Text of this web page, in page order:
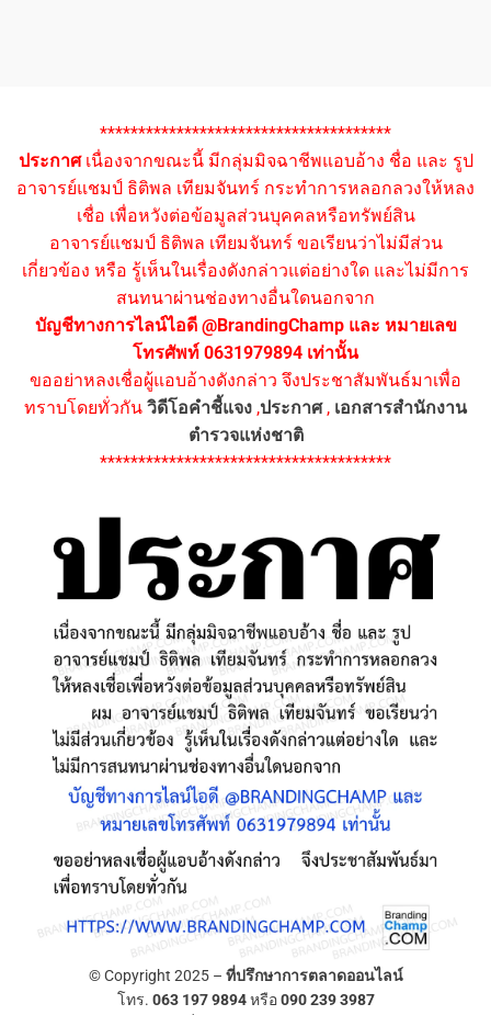
**************************************
ประกาศเนื่องจากขณะนี้ มีกลุ่มมิจฉาชีพแอบอ้าง ชื่อ และ รูป
อาจารย์แชมป์ ธิติพล เทียมจันทร์ กระทำการหลอกลวงให้หลง
เชื่อ เพื่อหวังต่อข้อมูลส่วนบุคคลหรือทรัพย์สิน
อาจารย์แชมป์ ธิติพล เทียมจันทร์ ขอเรียนว่าไม่มีส่วน
เกี่ยวข้อง หรือ รู้เห็นในเรื่องดังกล่าวแต่อย่างใด และไม่มีการ
สนทนาผ่านช่องทางอื่นใดนอกจาก
บัญชีทางการไลน์ไอดี @BrandingChamp และ หมายเลข
โทรศัพท์ 0631979894 เท่านั้น
ขออย่าหลงเชื่อผู้แอบอ้างดังกล่าว จึงประชาสัมพันธ์มาเพื่อ
ทราบโดยทั่วกัน วิดีโอคำชี้แจง ,ประกาศ, เอกสารสำนักงาน
ตำรวจแห่งชาติ
**************************************
© Copyright 2025 – ที่ปรึกษาการตลาดออนไลน์
โทร. 063 197 9894หรือ090 239 3987